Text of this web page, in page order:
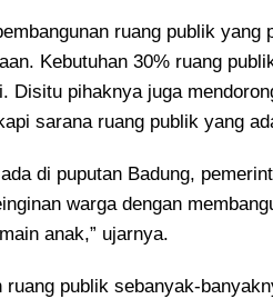
ruang publik yang
Kebutuhan 30% ruang
Disitu pihaknya juga
sarana ruang publik yang
di puputan Badung,
warga dengan
anak,” ujarnya.
ruang publik sebanyak-